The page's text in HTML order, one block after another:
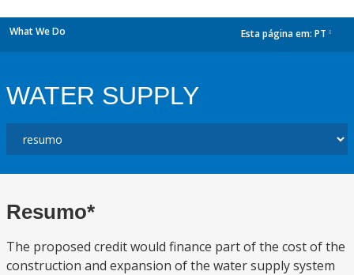
What We Do Esta página em: PT
WATER SUPPLY
Resumo*
The proposed credit would finance part of the cost of the
construction and expansion of the water supply system